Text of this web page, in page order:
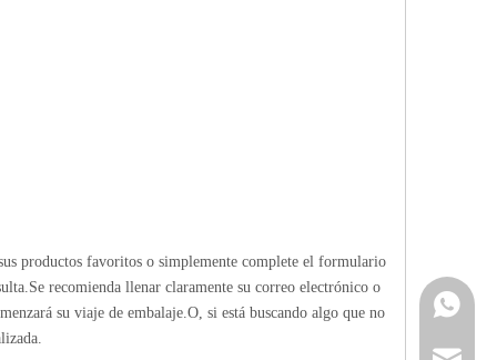
productos favoritos o simplemente complete el formulario
recomienda llenar claramente su correo electrónico o
su viaje de embalaje.O, si está buscando algo que no